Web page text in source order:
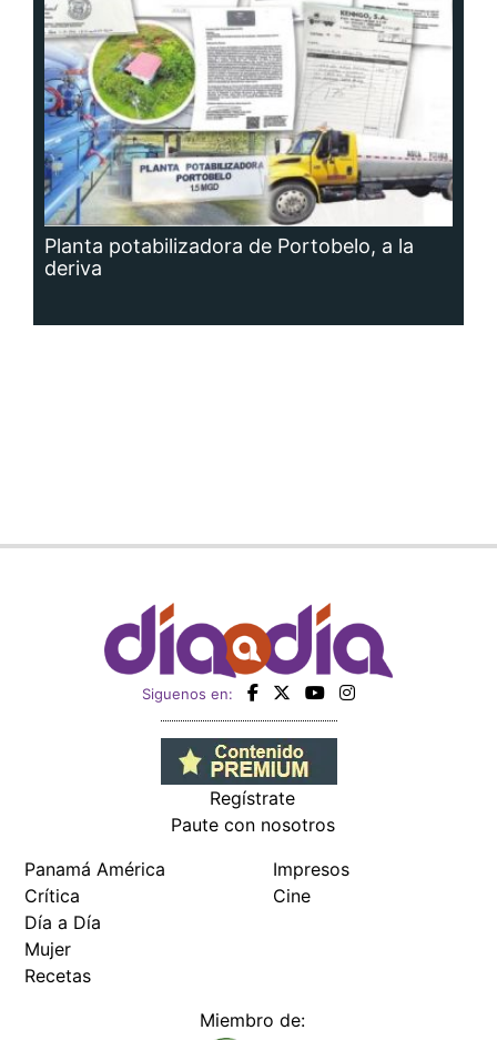
Planta potabilizadora de Portobelo, a la
deriva
Siguenos en:
Regístrate
Paute con nosotros
Panamá América
Crítica
Día a Día
Mujer
Recetas
Impresos
Cine
Miembro de: